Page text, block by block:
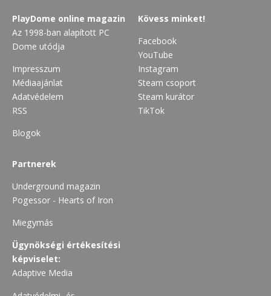
PlayDome online magazin
Az 1998-ban alapított PC
Dome utódja
Impresszum
Médiaajánlat
Adatvédelem
RSS
Blogok
Kövess minket!
Facebook
YouTube
Instagram
Steam csoport
Steam kurátor
TikTok
Partnerek
Underground magazin
Pogessor - Hearts of Iron
Miegymás
Ügynökségi értékesítési
képviselet:
Adaptive Media